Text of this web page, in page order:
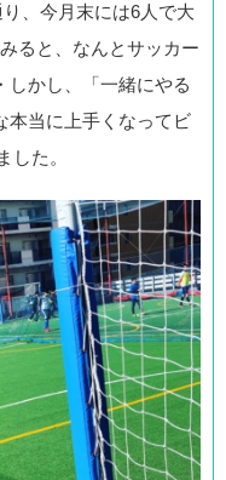
、今月末には6人で大
ると、なんとサッカー
しかし、「一緒にやる
本当に上手くなってビ
した。